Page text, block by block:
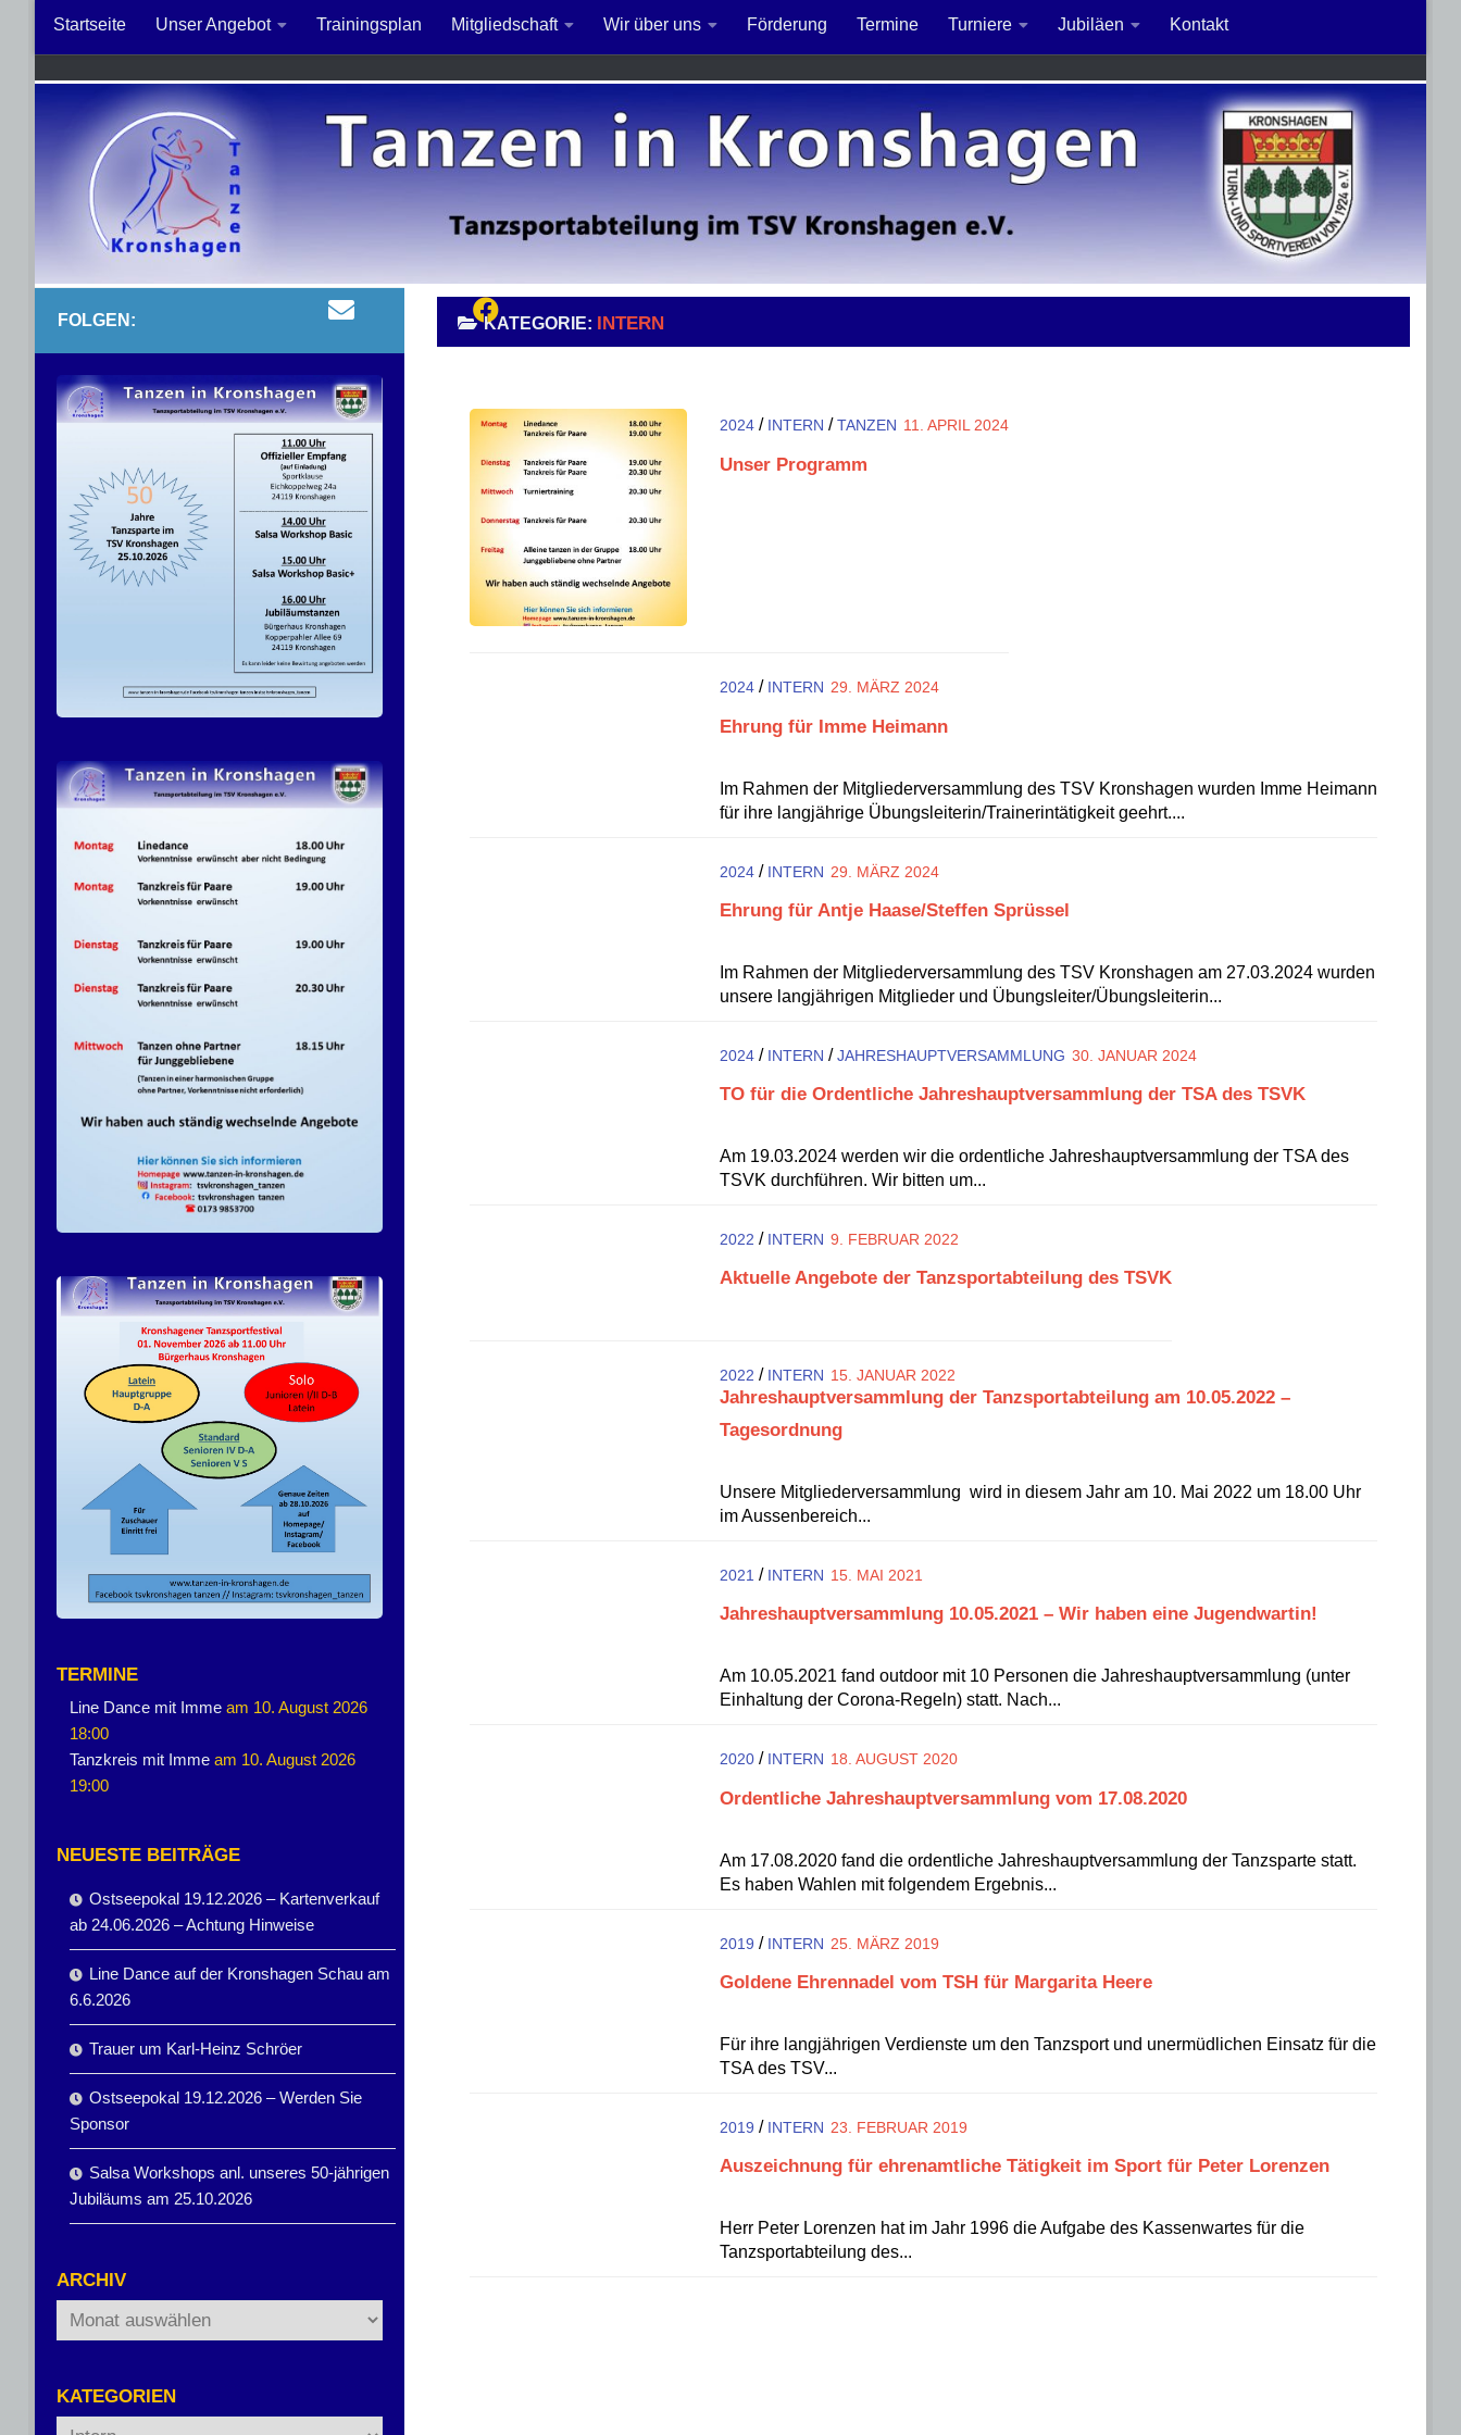
Zum Inhalt springen
Startseite Unser Angebot Trainingsplan Mitgliedschaft Wir über uns Förderung Termine Turniere Jubiläen Kontakt
KATEGORIE: INTERN
2024 / INTERN /TANZEN 11. APRIL 2024
Unser Programm
2024 / INTERN 29. MÄRZ 2024
Ehrung für Imme Heimann
Im Rahmen der Mitgliederversammlung des TSV Kronshagen wurden Imme Heimann
für ihre langjährige Übungsleiterin/Trainerintätigkeit geehrt....
2024 / INTERN 29. MÄRZ 2024
Ehrung für Antje Haase/Steffen Sprüssel
Im Rahmen der Mitgliederversammlung des TSV Kronshagen am 27.03.2024 wurden
unsere langjährigen Mitglieder und Übungsleiter/Übungsleiterin...
2024 / INTERN /JAHRESHAUPTVERSAMMLUNG 30. JANUAR 2024
TO für die Ordentliche Jahreshauptversammlung der TSA des TSVK
Am 19.03.2024 werden wir die ordentliche Jahreshauptversammlung der TSA des
TSVK durchführen. Wir bitten um...
2022 / INTERN 9. FEBRUAR 2022
Aktuelle Angebote der Tanzsportabteilung des TSVK
2022 / INTERN 15. JANUAR 2022
Jahreshauptversammlung der Tanzsportabteilung am 10.05.2022 –
Tagesordnung
Unsere Mitgliederversammlung wird in diesem Jahr am 10. Mai 2022 um 18.00 Uhr
im Aussenbereich...
2021 / INTERN 15. MAI 2021
Jahreshauptversammlung 10.05.2021 – Wir haben eine Jugendwartin!
Am 10.05.2021 fand outdoor mit 10 Personen die Jahreshauptversammlung (unter
Einhaltung der Corona-Regeln) statt. Nach...
2020 / INTERN 18. AUGUST 2020
Ordentliche Jahreshauptversammlung vom 17.08.2020
Am 17.08.2020 fand die ordentliche Jahreshauptversammlung der Tanzsparte statt.
Es haben Wahlen mit folgendem Ergebnis...
2019 / INTERN 25. MÄRZ 2019
Goldene Ehrennadel vom TSH für Margarita Heere
Für ihre langjährigen Verdienste um den Tanzsport und unermüdlichen Einsatz für die
TSA des TSV...
2019 / INTERN 23. FEBRUAR 2019
Auszeichnung für ehrenamtliche Tätigkeit im Sport für Peter Lorenzen
Herr Peter Lorenzen hat im Jahr 1996 die Aufgabe des Kassenwartes für die
Tanzsportabteilung des...
FOLGEN:
TERMINE
Line Dance mit Imme am 10. August 2026
18:00
Tanzkreis mit Imme am 10. August 2026
19:00
NEUESTE BEITRÄGE
Ostseepokal 19.12.2026 – Kartenverkauf
ab 24.06.2026 – Achtung Hinweise
Line Dance auf der Kronshagen Schau am
6.6.2026
Trauer um Karl-Heinz Schröer
Ostseepokal 19.12.2026 – Werden Sie
Sponsor
Salsa Workshops anl. unseres 50-jährigen
Jubiläums am 25.10.2026
ARCHIV
Archiv
KATEGORIEN
Kategorien